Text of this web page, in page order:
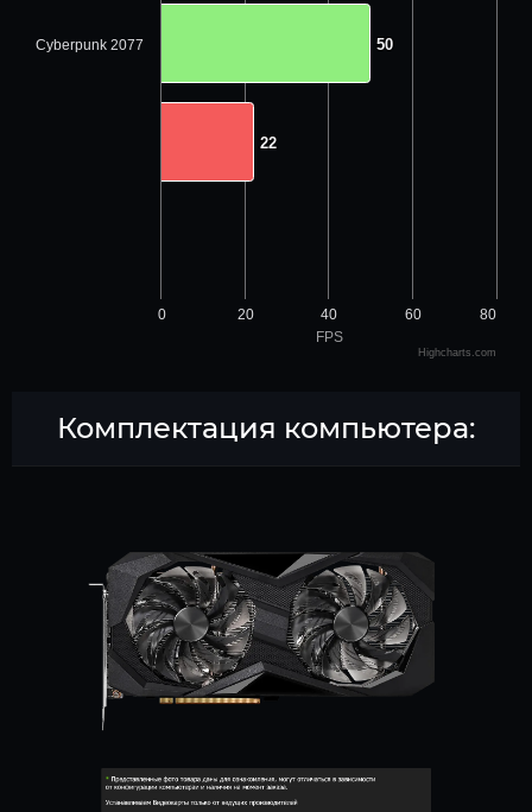
FPS
50
50
22
22
0 20 40 60 80
Cyberpunk 2077
Highcharts.com
Комплектация компьютера: